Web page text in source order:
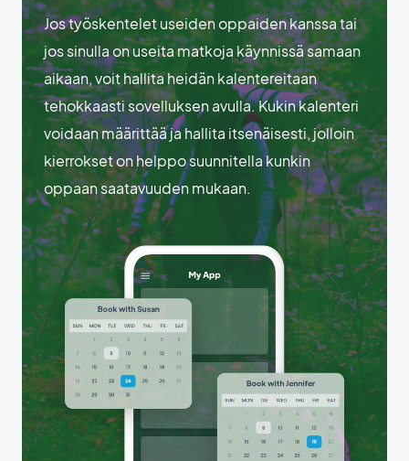
Jos työskentelet useiden oppaiden kanssa tai
jos sinulla on useita matkoja käynnissä samaan
aikaan, voit hallita heidän kalentereitaan
tehokkaasti sovelluksen avulla. Kukin kalenteri
voidaan määrittää ja hallita itsenäisesti, jolloin
kierrokset on helppo suunnitella kunkin
oppaan saatavuuden mukaan.